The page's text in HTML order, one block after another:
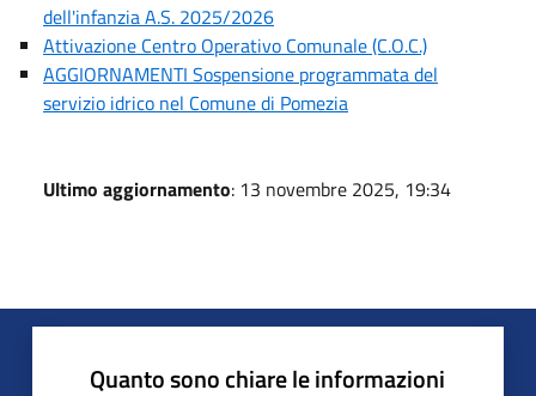
dell'infanzia A.S. 2025/2026
Attivazione Centro Operativo Comunale (C.O.C.)
AGGIORNAMENTI Sospensione programmata del
servizio idrico nel Comune di Pomezia
Ultimo aggiornamento: 13 novembre 2025, 19:34
Quanto sono chiare le informazioni